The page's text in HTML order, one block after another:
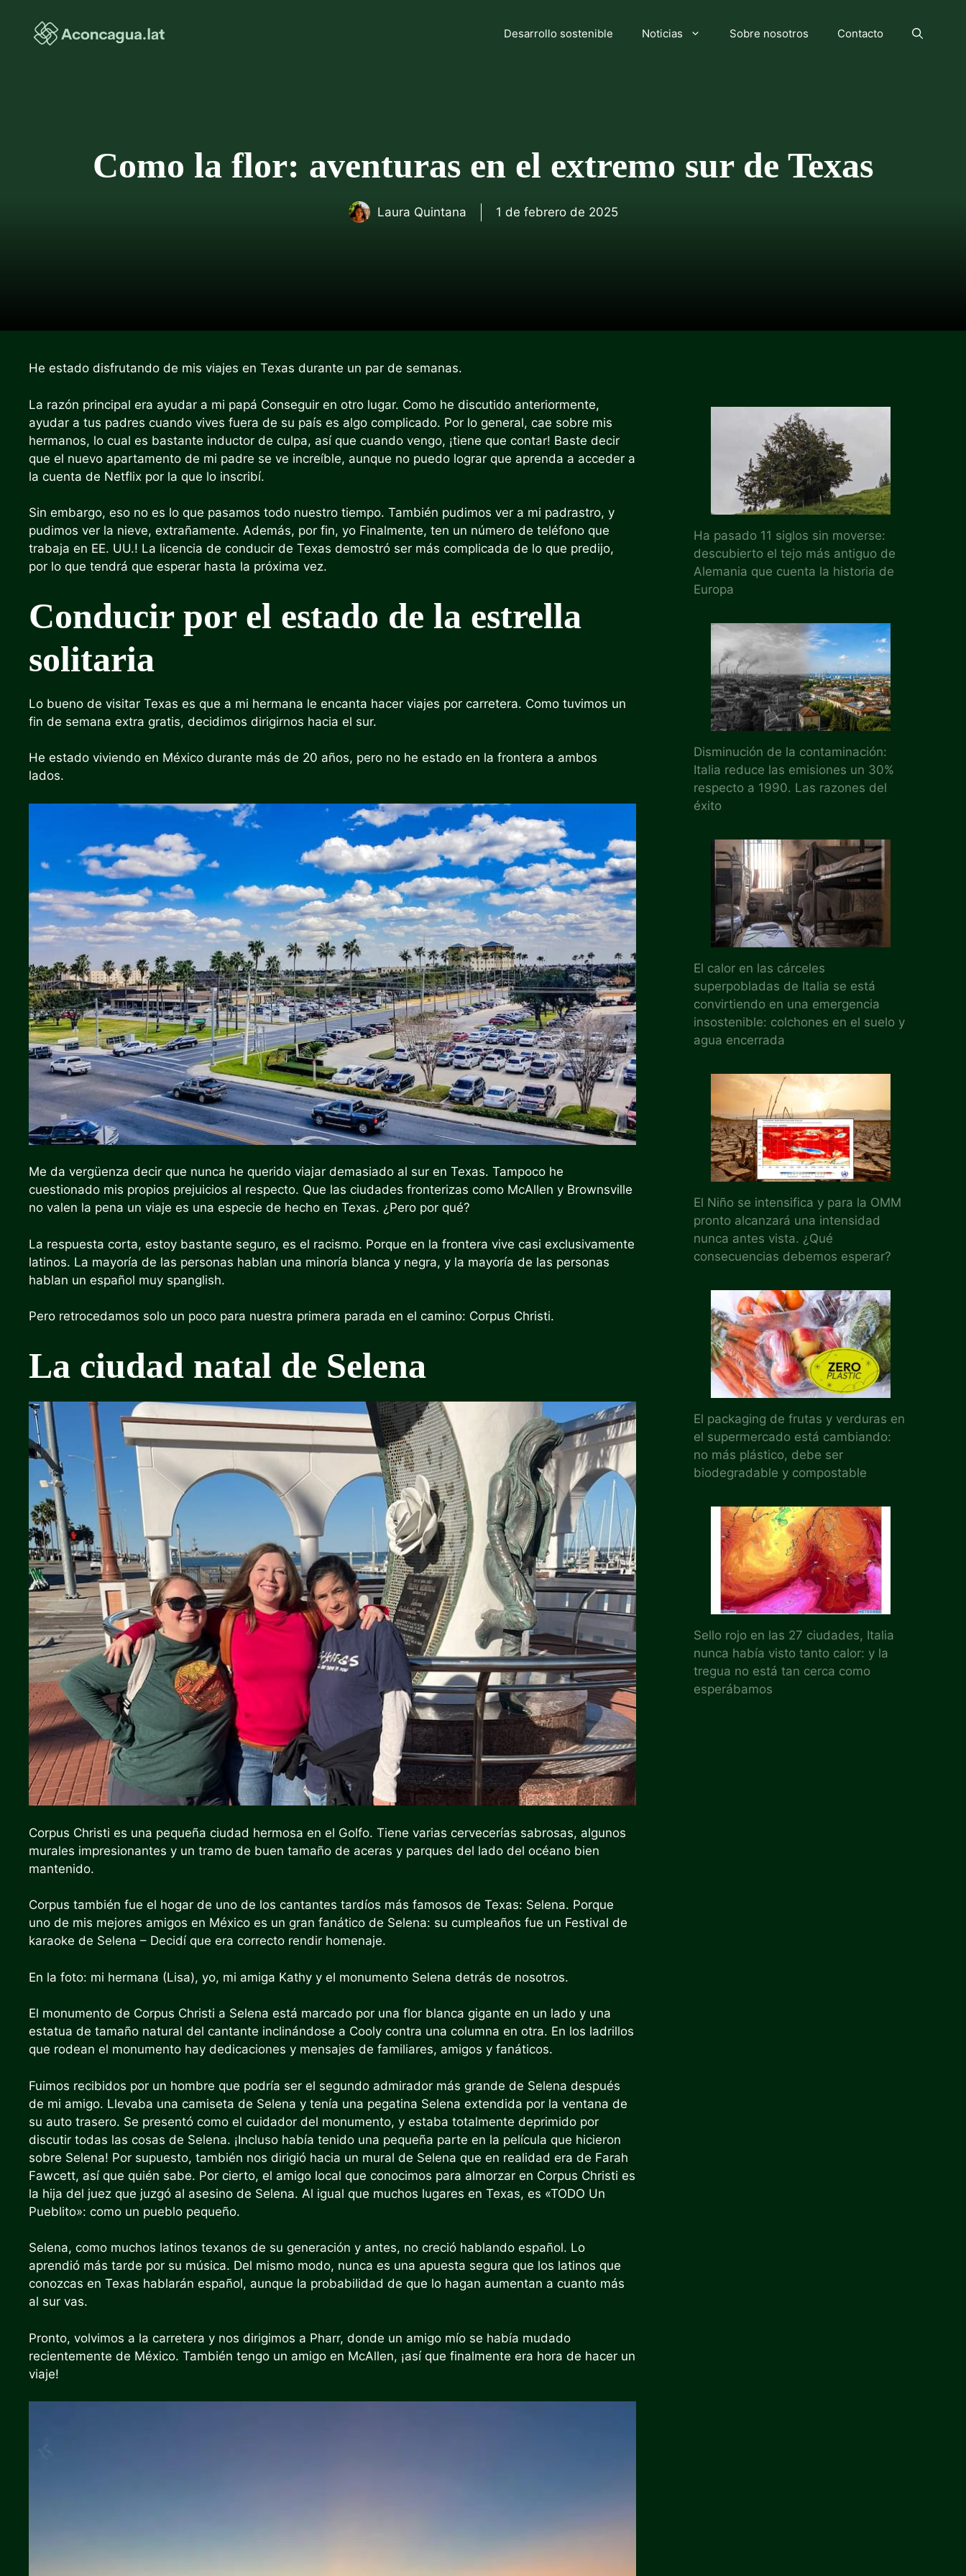
contenido
Desarrollo sostenible Noticias Sobre nosotros Contacto
Como la flor: aventuras en el extremo sur de Texas
Laura Quintana 1 de febrero de 2025
He estado disfrutando de mis viajes en Texas durante un par de semanas.
La razón principal era ayudar a mi papá Conseguir en otro lugar. Como he discutido anteriormente,
ayudar a tus padres cuando vives fuera de su país es algo complicado. Por lo general, cae sobre mis
hermanos, lo cual es bastante inductor de culpa, así que cuando vengo, ¡tiene que contar! Baste decir
que el nuevo apartamento de mi padre se ve increíble, aunque no puedo lograr que aprenda a acceder a
la cuenta de Netflix por la que lo inscribí.
Sin embargo, eso no es lo que pasamos todo nuestro tiempo. También pudimos ver a mi padrastro, y
pudimos ver la nieve, extrañamente. Además, por fin, yo Finalmente, ten un número de teléfono que
trabaja en EE. UU.! La licencia de conducir de Texas demostró ser más complicada de lo que predijo,
por lo que tendrá que esperar hasta la próxima vez.
Conducir por el estado de la estrella
solitaria
Lo bueno de visitar Texas es que a mi hermana le encanta hacer viajes por carretera. Como tuvimos un
fin de semana extra gratis, decidimos dirigirnos hacia el sur.
He estado viviendo en México durante más de 20 años, pero no he estado en la frontera a ambos
lados.
Me da vergüenza decir que nunca he querido viajar demasiado al sur en Texas. Tampoco he
cuestionado mis propios prejuicios al respecto. Que las ciudades fronterizas como McAllen y Brownsville
no valen la pena un viaje es una especie de hecho en Texas. ¿Pero por qué?
La respuesta corta, estoy bastante seguro, es el racismo. Porque en la frontera vive casi exclusivamente
latinos. La mayoría de las personas hablan una minoría blanca y negra, y la mayoría de las personas
hablan un español muy spanglish.
Pero retrocedamos solo un poco para nuestra primera parada en el camino: Corpus Christi.
La ciudad natal de Selena
Corpus Christi es una pequeña ciudad hermosa en el Golfo. Tiene varias cervecerías sabrosas, algunos
murales impresionantes y un tramo de buen tamaño de aceras y parques del lado del océano bien
mantenido.
Corpus también fue el hogar de uno de los cantantes tardíos más famosos de Texas: Selena. Porque
uno de mis mejores amigos en México es un gran fanático de Selena: su cumpleaños fue un Festival de
karaoke de Selena – Decidí que era correcto rendir homenaje.
En la foto: mi hermana (Lisa), yo, mi amiga Kathy y el monumento Selena detrás de nosotros.
El monumento de Corpus Christi a Selena está marcado por una flor blanca gigante en un lado y una
estatua de tamaño natural del cantante inclinándose a Cooly contra una columna en otra. En los ladrillos
que rodean el monumento hay dedicaciones y mensajes de familiares, amigos y fanáticos.
Fuimos recibidos por un hombre que podría ser el segundo admirador más grande de Selena después
de mi amigo. Llevaba una camiseta de Selena y tenía una pegatina Selena extendida por la ventana de
su auto trasero. Se presentó como el cuidador del monumento, y estaba totalmente deprimido por
discutir todas las cosas de Selena. ¡Incluso había tenido una pequeña parte en la película que hicieron
sobre Selena! Por supuesto, también nos dirigió hacia un mural de Selena que en realidad era de Farah
Fawcett, así que quién sabe. Por cierto, el amigo local que conocimos para almorzar en Corpus Christi es
la hija del juez que juzgó al asesino de Selena. Al igual que muchos lugares en Texas, es «TODO Un
Pueblito»: como un pueblo pequeño.
Selena, como muchos latinos texanos de su generación y antes, no creció hablando español. Lo
aprendió más tarde por su música. Del mismo modo, nunca es una apuesta segura que los latinos que
conozcas en Texas hablarán español, aunque la probabilidad de que lo hagan aumentan a cuanto más
al sur vas.
Pronto, volvimos a la carretera y nos dirigimos a Pharr, donde un amigo mío se había mudado
recientemente de México. También tengo un amigo en McAllen, ¡así que finalmente era hora de hacer un
viaje!
Ha pasado 11 siglos sin moverse:
descubierto el tejo más antiguo de
Alemania que cuenta la historia de
Europa
Disminución de la contaminación:
Italia reduce las emisiones un 30%
respecto a 1990. Las razones del
éxito
El calor en las cárceles
superpobladas de Italia se está
convirtiendo en una emergencia
insostenible: colchones en el suelo y
agua encerrada
El Niño se intensifica y para la OMM
pronto alcanzará una intensidad
nunca antes vista. ¿Qué
consecuencias debemos esperar?
El packaging de frutas y verduras en
el supermercado está cambiando:
no más plástico, debe ser
biodegradable y compostable
Sello rojo en las 27 ciudades, Italia
nunca había visto tanto calor: y la
tregua no está tan cerca como
esperábamos